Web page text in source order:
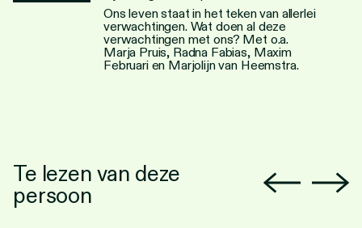
Ons leven staat in het teken van allerlei
verwachtingen. Wat doen al deze
verwachtingen met ons? Met o.a.
Marja Pruis, Radna Fabias, Maxim
Februari en Marjolijn van Heemstra.
Te lezen van deze
persoon